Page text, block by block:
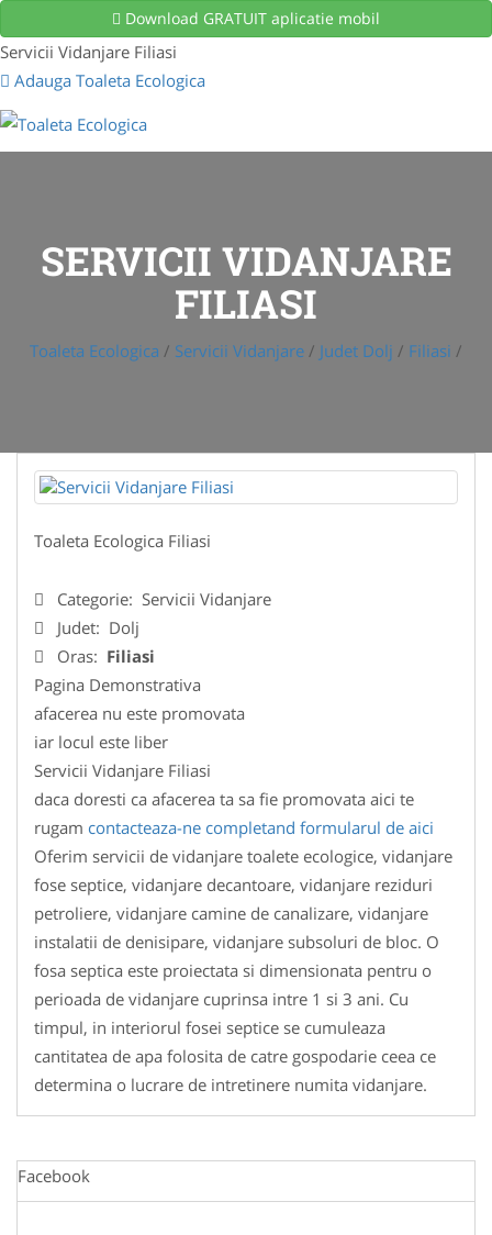
Download GRATUIT aplicatie mobil
Servicii Vidanjare Filiasi
Adauga Toaleta Ecologica
SERVICII VIDANJARE
FILIASI
Toaleta Ecologica / Servicii Vidanjare / Judet Dolj / Filiasi /
Toaleta Ecologica Filiasi
Categorie: Servicii Vidanjare
Judet: Dolj
Oras: Filiasi
Pagina Demonstrativa
afacerea nu este promovata
iar locul este liber
Servicii Vidanjare Filiasi
daca doresti ca afacerea ta sa fie promovata aici te
rugam contacteaza-ne completand formularul de aici
Oferim servicii de vidanjare toalete ecologice, vidanjare
fose septice, vidanjare decantoare, vidanjare reziduri
petroliere, vidanjare camine de canalizare, vidanjare
instalatii de denisipare, vidanjare subsoluri de bloc. O
fosa septica este proiectata si dimensionata pentru o
perioada de vidanjare cuprinsa intre 1 si 3 ani. Cu
timpul, in interiorul fosei septice se cumuleaza
cantitatea de apa folosita de catre gospodarie ceea ce
determina o lucrare de intretinere numita vidanjare.
Facebook